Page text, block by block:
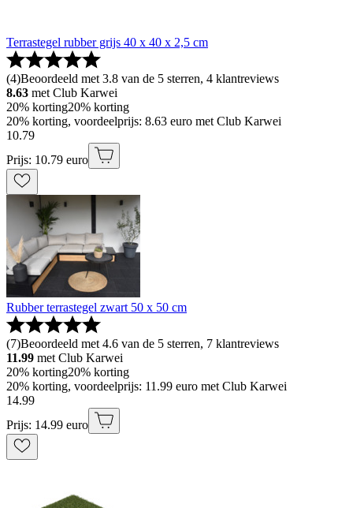
Terrastegel rubber grijs 40 x 40 x 2,5 cm
(4)Beoordeeld met 3.8 van de 5 sterren, 4 klantreviews
8.63 met Club Karwei
20% korting20% korting
20% korting, voordeelprijs: 8.63 euro met Club Karwei
10.79
Prijs: 10.79 euro
Rubber terrastegel zwart 50 x 50 cm
(7)Beoordeeld met 4.6 van de 5 sterren, 7 klantreviews
11.99 met Club Karwei
20% korting20% korting
20% korting, voordeelprijs: 11.99 euro met Club Karwei
14.99
Prijs: 14.99 euro